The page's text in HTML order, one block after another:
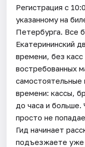
Регистрация с
указанному на
Петербурга. Все
Екатерининский
времени, без
востребованных
времени: кассы,
до часа и больше.
просто не
Гид начинает
подъезжаете уже